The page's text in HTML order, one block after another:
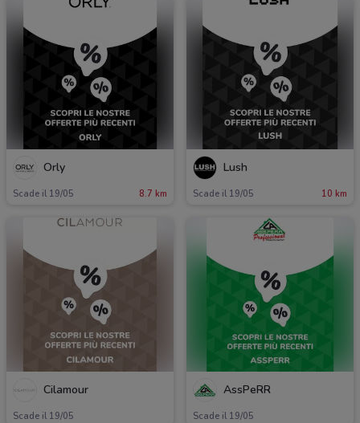
Orly
Scade il 19/05 8.7 km
Lush
Scade il 19/05 10 km
Cilamour
Scade il 19/05
AssPeRR
Scade il 19/05